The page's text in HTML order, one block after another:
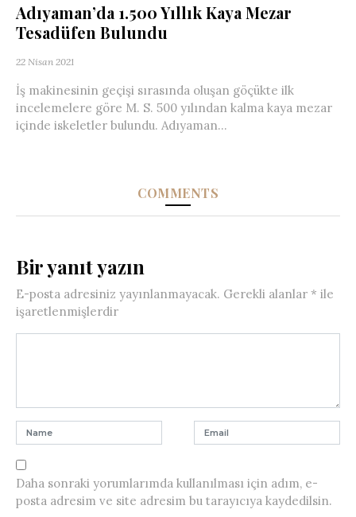
Adıyaman’da 1.500 Yıllık Kaya Mezar
Tesadüfen Bulundu
22 Nisan 2021
İş makinesinin geçişi sırasında oluşan göçükte ilk
incelemelere göre M. S. 500 yılından kalma kaya mezar
içinde iskeletler bulundu. Adıyaman...
COMMENTS
Bir yanıt yazın
E-posta adresiniz yayınlanmayacak. Gerekli alanlar * ile
işaretlenmişlerdir
Daha sonraki yorumlarımda kullanılması için adım, e-
posta adresim ve site adresim bu tarayıcıya kaydedilsin.